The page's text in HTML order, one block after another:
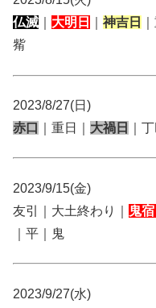
仏滅
大明日 神吉日
觜
2023/8/27(日)
赤口
｜重日｜ 大禍日 ｜
2023/9/15(金)
友引｜大土終わり｜
鬼宿
｜平｜鬼
2023/9/27(水)